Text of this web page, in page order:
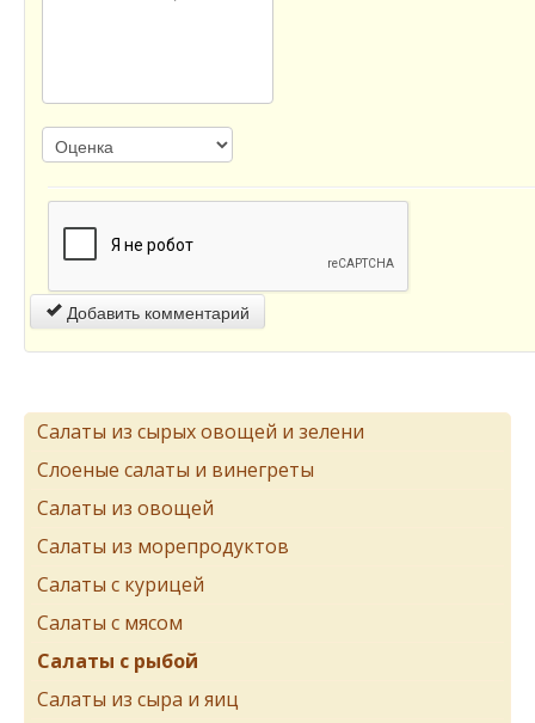
Добавить комментарий
Салаты из сырых овощей и зелени
Слоеные салаты и винегреты
Салаты из овощей
Салаты из морепродуктов
Салаты с курицей
Салаты с мясом
Салаты с рыбой
Салаты из сыра и яиц